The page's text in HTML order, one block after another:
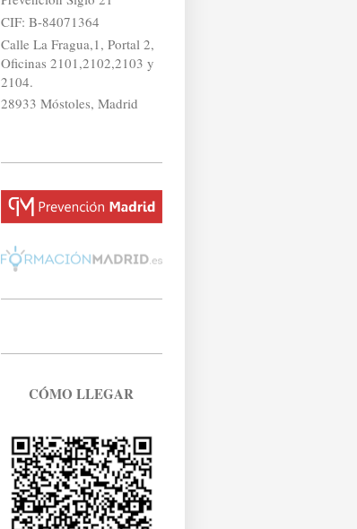
CIF: B-84071364
Calle La Fragua,1, Portal 2,
Oficinas 2101,2102,2103 y
2104.
28933 Móstoles, Madrid
CÓMO LLEGAR